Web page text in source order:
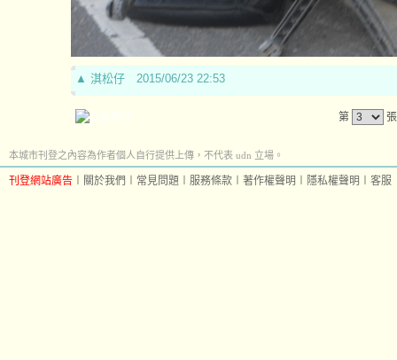
▲ 淇松仔 2015/06/23 22:53
第
本城市刊登之內容為作者個人自行提供上傳，不代表 udn 立場。
刊登網站廣告 關於我們 常見問題 服務條款 著作權聲明 隱私權聲明 客服